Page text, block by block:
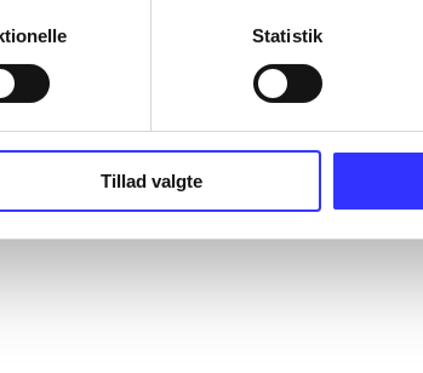
Statistik
Tillad valgte